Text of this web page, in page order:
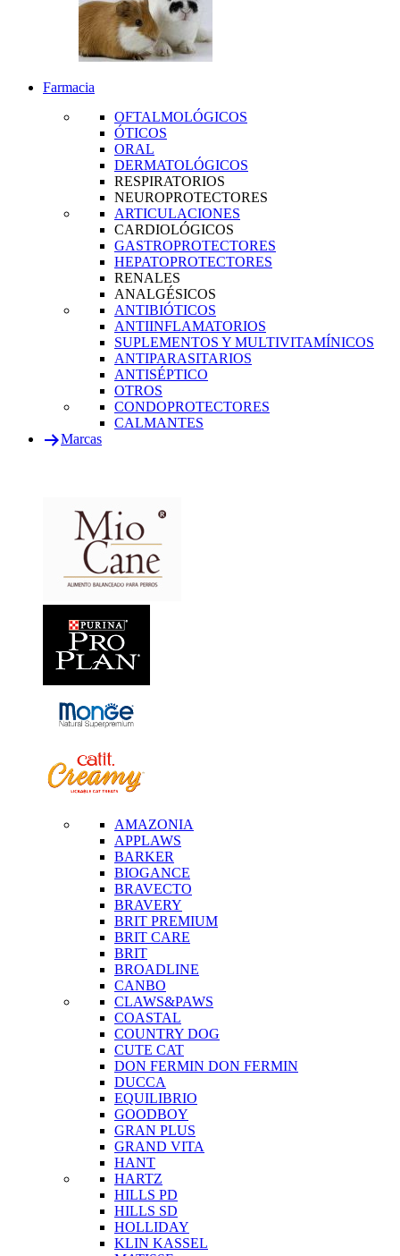
Farmacia
OFTALMOLÓGICOS
ÓTICOS
ORAL
DERMATOLÓGICOS
RESPIRATORIOS
NEUROPROTECTORES
ARTICULACIONES
CARDIOLÓGICOS
GASTROPROTECTORES
HEPATOPROTECTORES
RENALES
ANALGÉSICOS
ANTIBIÓTICOS
ANTIINFLAMATORIOS
SUPLEMENTOS Y MULTIVITAMÍNICOS
ANTIPARASITARIOS
ANTISÉPTICO
OTROS
CONDOPROTECTORES
CALMANTES
Marcas
AMAZONIA
APPLAWS
BARKER
BIOGANCE
BRAVECTO
BRAVERY
BRIT PREMIUM
BRIT CARE
BRIT
BROADLINE
CANBO
CLAWS&PAWS
COASTAL
COUNTRY DOG
CUTE CAT
DON FERMIN DON FERMIN
DUCCA
EQUILIBRIO
GOODBOY
GRAN PLUS
GRAND VITA
HANT
HARTZ
HILLS PD
HILLS SD
HOLLIDAY
KLIN KASSEL